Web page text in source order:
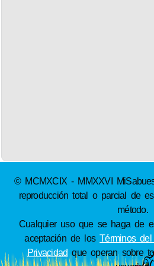
© MCMXCIX - MMXXVI
reproducción total o parcial de
método.
Cualquier uso que se haga de
aceptación de losTérminos
Privacidad que operan sobre